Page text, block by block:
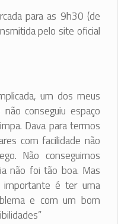
para as 9h30 (de
pelo site oficial
um dos meus
conseguiu espaço
Dava para termos
com facilidade não
Não conseguimos
não foi tão boa. Mas
é ter uma
e com um bom